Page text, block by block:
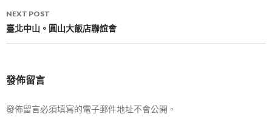
NEXT POST
臺北中山。圓山大飯店聯誼會
發佈留言
發佈留言必須填寫的電子郵件地址不會公開。